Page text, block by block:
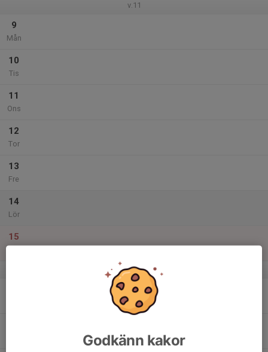
v.11
9
Mån
10
Tis
11
Ons
12
Tor
13
Fre
14
Lör
15
v.12
Godkänn kakor